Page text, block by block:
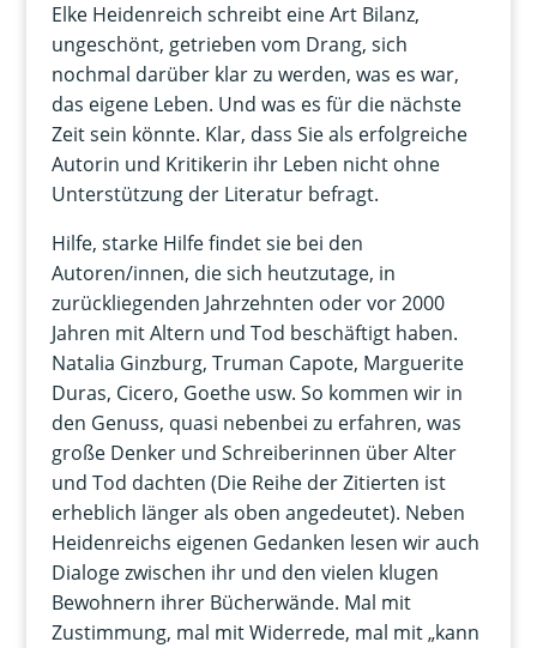
Elke Heidenreich schreibt eine Art Bilanz,
ungeschönt, getrieben vom Drang, sich
nochmal darüber klar zu werden, was es war,
das eigene Leben. Und was es für die nächste
Zeit sein könnte. Klar, dass Sie als erfolgreiche
Autorin und Kritikerin ihr Leben nicht ohne
Unterstützung der Literatur befragt.
Hilfe, starke Hilfe findet sie bei den
Autoren/innen, die sich heutzutage, in
zurückliegenden Jahrzehnten oder vor 2000
Jahren mit Altern und Tod beschäftigt haben.
Natalia Ginzburg, Truman Capote, Marguerite
Duras, Cicero, Goethe usw. So kommen wir in
den Genuss, quasi nebenbei zu erfahren, was
große Denker und Schreiberinnen über Alter
und Tod dachten (Die Reihe der Zitierten ist
erheblich länger als oben angedeutet). Neben
Heidenreichs eigenen Gedanken lesen wir auch
Dialoge zwischen ihr und den vielen klugen
Bewohnern ihrer Bücherwände. Mal mit
Zustimmung, mal mit Widerrede, mal mit „kann